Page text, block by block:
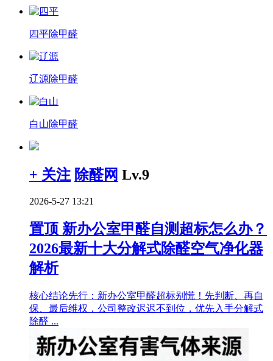
四平除甲醛
辽源除甲醛
白山除甲醛
+ 关注 除醛网 Lv.9
2026-5-27 13:21
置顶 新办公室甲醛自测超标怎么办？
2026最新十大分解式除醛空气净化器
解析
核心结论先行：新办公室甲醛超标别慌！先判断、再自
保、最后维权，公司整改迟迟不到位，优先入手分解式
除醛 ...